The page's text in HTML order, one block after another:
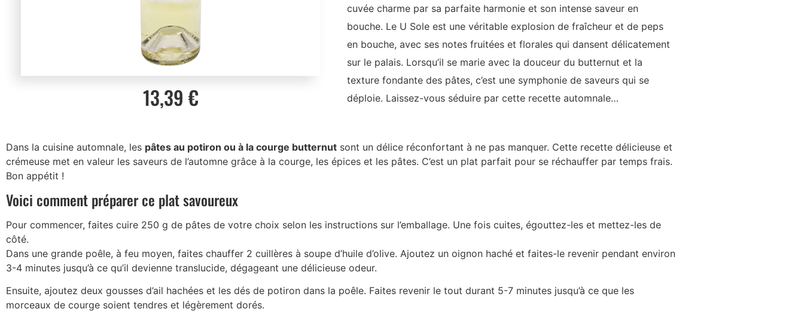
13,39 €
cuvée charme par sa parfaite harmonie et son intense saveur en
bouche. Le U Sole est une véritable explosion de fraîcheur et de peps
en bouche, avec ses notes fruitées et florales qui dansent délicatement
sur le palais. Lorsqu’il se marie avec la douceur du butternut et la
texture fondante des pâtes, c’est une symphonie de saveurs qui se
déploie. Laissez-vous séduire par cette recette automnale…
Dans la cuisine automnale, les pâtes au potiron ou à la courge butternut sont un délice réconfortant à ne pas manquer. Cette recette délicieuse et
crémeuse met en valeur les saveurs de l’automne grâce à la courge, les épices et les pâtes. C’est un plat parfait pour se réchauffer par temps frais.
Bon appétit !
Voici comment préparer ce plat savoureux
Pour commencer, faites cuire 250 g de pâtes de votre choix selon les instructions sur l’emballage. Une fois cuites, égouttez-les et mettez-les de
côté.
Dans une grande poêle, à feu moyen, faites chauffer 2 cuillères à soupe d’huile d’olive. Ajoutez un oignon haché et faites-le revenir pendant environ
3-4 minutes jusqu’à ce qu’il devienne translucide, dégageant une délicieuse odeur.
Ensuite, ajoutez deux gousses d’ail hachées et les dés de potiron dans la poêle. Faites revenir le tout durant 5-7 minutes jusqu’à ce que les
morceaux de courge soient tendres et légèrement dorés.